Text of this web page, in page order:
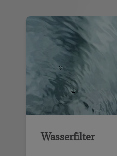
Wasserfilter